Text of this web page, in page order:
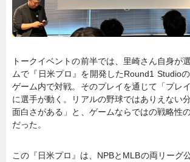
トークイベントの前半では、里崎さん自身が
ムで『日米プロ』を開発したRound1 Studio
ゲーム内で対戦。そのプレイを通じて「プレ
に選手が動く。リアルの野球ではありえない
面白さがある」と、ゲームならではの戦略性
だった。
この『日米プロ』は、NPBとMLBの両リーグ